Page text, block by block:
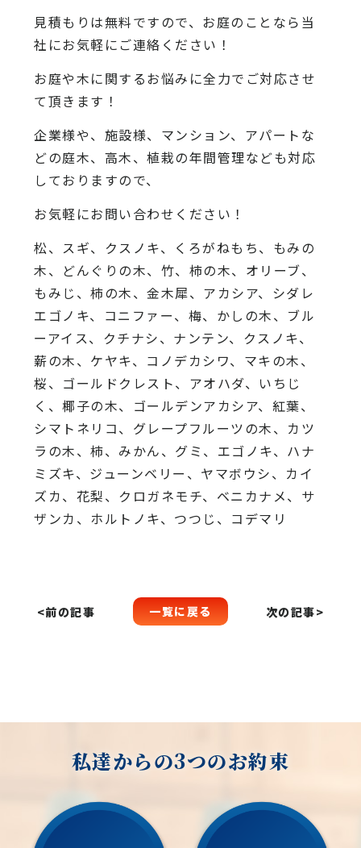
見積もりは無料ですので、お庭のことなら当
社にお気軽にご連絡ください！
お庭や木に関するお悩みに全力でご対応させ
て頂きます！
企業様や、施設様、マンション、アパートな
どの庭木、高木、植栽の年間管理なども対応
しておりますので、
お気軽にお問い合わせください！
松、スギ、クスノキ、くろがねもち、もみの
木、どんぐりの木、竹、柿の木、オリーブ、
もみじ、柿の木、金木犀、アカシア、シダレ
エゴノキ、コニファー、梅、かしの木、ブル
ーアイス、クチナシ、ナンテン、クスノキ、
薪の木、ケヤキ、コノデカシワ、マキの木、
桜、ゴールドクレスト、アオハダ、いちじ
く、椰子の木、ゴールデンアカシア、紅葉、
シマトネリコ、グレープフルーツの木、カツ
ラの木、柿、みかん、グミ、エゴノキ、ハナ
ミズキ、ジューンベリー、ヤマボウシ、カイ
ズカ、花梨、クロガネモチ、ベニカナメ、サ
ザンカ、ホルトノキ、つつじ、コデマリ
<前の記事 一覧に戻る 次の記事>
私達からの3つのお約束